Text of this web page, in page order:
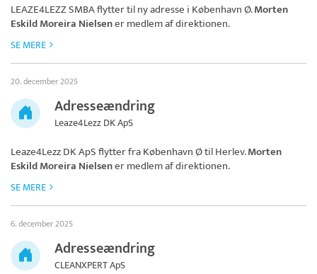
LEAZE4LEZZ SMBAflytter til ny adresse i København Ø.Morten
Eskild Moreira Nielsener medlem af direktionen.
SE MERE
20. december 2025
Adresseændring
Leaze4Lezz DK ApS
Leaze4Lezz DK ApSflytter fra København Ø til Herlev.Morten
Eskild Moreira Nielsener medlem af direktionen.
SE MERE
6. december 2025
Adresseændring
CLEANXPERT ApS